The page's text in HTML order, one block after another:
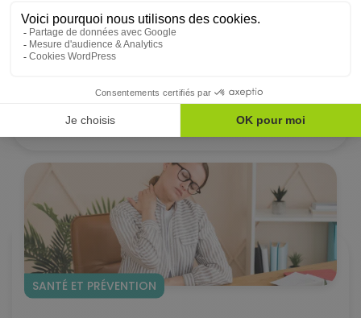
03/06/2026
Démographie médicale : vers une médecine plus
collective pour répondre à la pénurie
Au 1er janvier 2026, la France comptait 245 847 médecins en
SANTÉ ET PRÉVENTION